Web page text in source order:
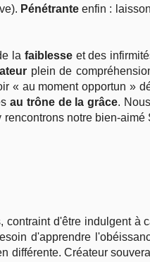
Pénétrante enfin :
la faiblesseet des
plein de
« au moment opportun »
au trône de la grâce.
notre bien-aimé
d'être indulgent à
d'apprendre
différente. Créateur